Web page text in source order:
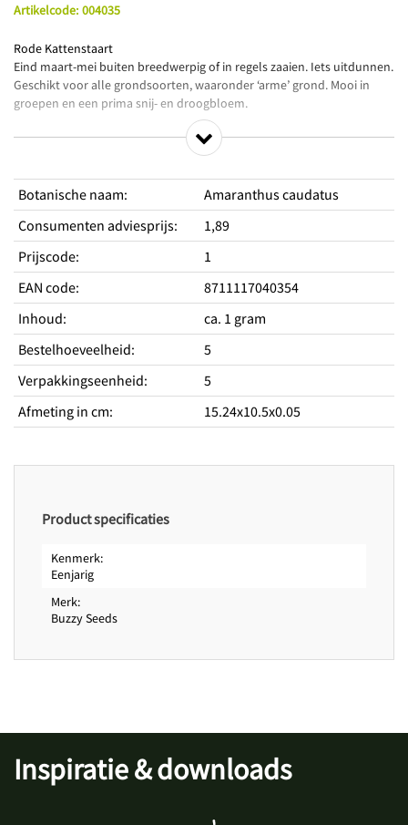
Artikelcode: 004035
Rode Kattenstaart
Eind maart-mei buiten breedwerpig of in regels zaaien. Iets uitdunnen.
Geschikt voor alle grondsoorten, waaronder ‘arme’ grond. Mooi in
groepen en een prima snij- en droogbloem.
Uitstekend als snijbloem
Lange overhangende bloeiaren
Geschikt voor alle grondsoorten
Standplaats
Standplaats licht
Zon
Hoogte
Type
Eenjarig
Periodes
Zaaitijd binnen van
maart
Zaaitijd binnen tot
Zaaitijd buiten van
maart
Zaaitijd buiten tot
Botanische naam:
Amaranthus caudatus
Consumenten adviesprijs:
1,89
Prijscode:
1
EAN code:
8711117040354
Inhoud:
ca. 1 gram
Bestelhoeveelheid:
5
Verpakkingseenheid:
5
Afmeting in cm: 15.24x10.5x0.05
Product specificaties
Kenmerk
Eenjarig
Merk
Buzzy Seeds
Inspiratie & downloads